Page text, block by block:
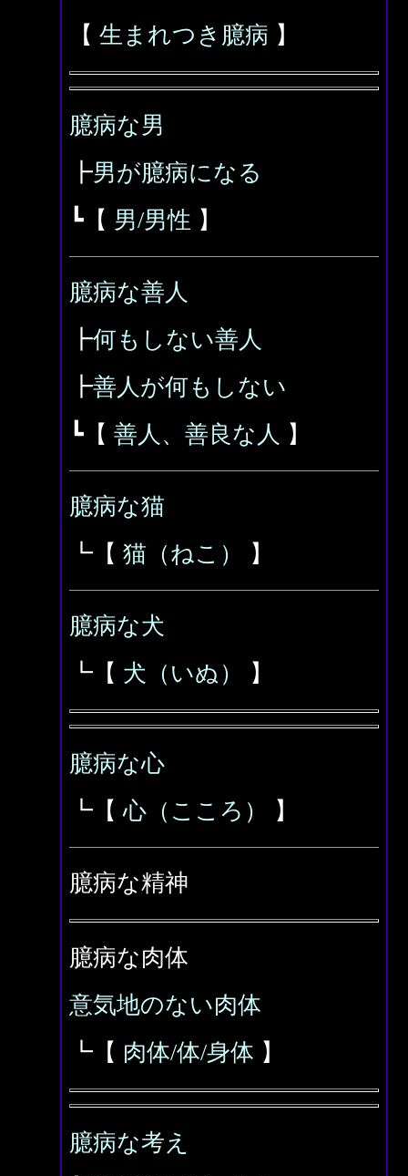
【 生まれつき臆病 】
臆病な男
┣男が臆病になる
┗【 男/男性 】
臆病な善人
┣何もしない善人
┣善人が何もしない
┗【 善人、善良な人 】
臆病な猫
┗【 猫（ねこ） 】
臆病な犬
┗【 犬（いぬ） 】
臆病な心
┗【心（こころ） 】
臆病な精神
臆病な肉体
意気地のない肉体
┗【 肉体/体/身体 】
臆病な考え